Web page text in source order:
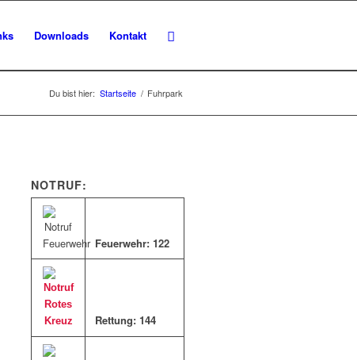
Downloads Kontakt
Du bist hier: Startseite / Fuhrpark
NOTRUF:
Feuerwehr: 122
Rettung: 144